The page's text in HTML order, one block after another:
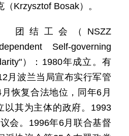
Krzysztof Bosak）。
团结工会（NSZZ
Self-governing
）：1980年成立。有
月波兰当局宣布实行军管
恢复合法地位，同年6月
以其为主体的政府。1993
会。1996年6月联合基督